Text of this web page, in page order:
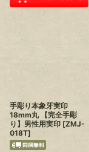
手彫り本象牙実印
18mm丸 【完全手彫
り】男性用実印 [ZMJ-
018T]